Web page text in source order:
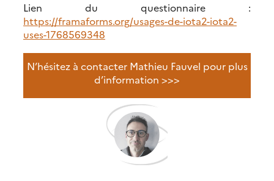
Lien du questionnaire :
https://framaforms.org/usages-de-iota2-iota2-
uses-1768569348
N’hésitez à contacter Mathieu Fauvel pour plus
d’information >>>